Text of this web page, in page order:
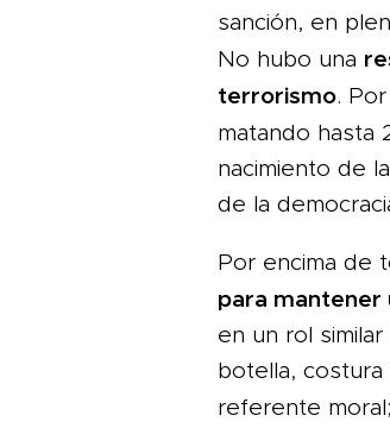
sanción, en
No hubo una
terrorismo.
matando hasta
nacimiento de
de la
Por encima de
para mantener
en un rol
botella,
referente